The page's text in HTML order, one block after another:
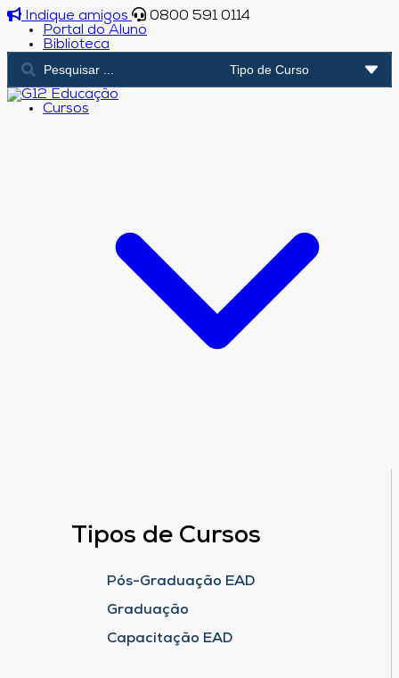
Indique amigos
0800 591 0114
Portal do Aluno
Biblioteca
Cursos
Tipos de Cursos
Pós-Graduação EAD
Graduação
Capacitação EAD